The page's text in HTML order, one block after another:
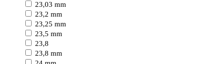
23,03 mm
23,2 mm
23,25 mm
23,5 mm
23,8
23,8 mm